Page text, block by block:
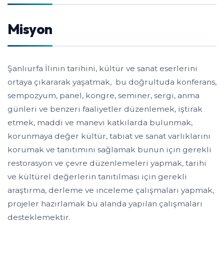
Misyon
Şanlıurfa İlinin tarihini, kültür ve sanat eserlerini
ortaya çıkararak yaşatmak, bu doğrultuda konferans,
sempozyum, panel, kongre, seminer, sergi, anma
günleri ve benzeri faaliyetler düzenlemek, iştirak
etmek, maddi ve manevi katkılarda bulunmak,
korunmaya değer kültür, tabiat ve sanat varlıklarını
korumak ve tanıtımını sağlamak bunun için gerekli
restorasyon ve çevre düzenlemeleri yapmak, tarihi
ve kültürel değerlerin tanıtılması için gerekli
araştırma, derleme ve inceleme çalışmaları yapmak,
projeler hazırlamak bu alanda yapılan çalışmaları
desteklemektir.